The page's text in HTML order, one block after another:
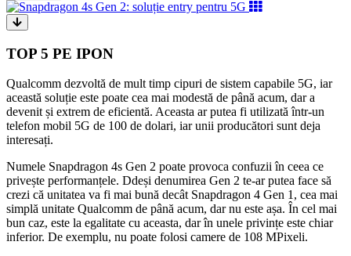
TOP 5 PE IPON
Qualcomm dezvoltă de mult timp cipuri de sistem capabile 5G, iar
această soluție este poate cea mai modestă de până acum, dar a
devenit și extrem de eficientă. Aceasta ar putea fi utilizată într-un
telefon mobil 5G de 100 de dolari, iar unii producători sunt deja
interesați.
Numele Snapdragon 4s Gen 2 poate provoca confuzii în ceea ce
privește performanțele. Ddeși denumirea Gen 2 te-ar putea face să
crezi că unitatea va fi mai bună decât Snapdragon 4 Gen 1, cea mai
simplă unitate Qualcomm de până acum, dar nu este așa. În cel mai
bun caz, este la egalitate cu aceasta, dar în unele privințe este chiar
inferior. De exemplu, nu poate folosi camere de 108 MPixeli.